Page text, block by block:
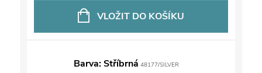
VLOŽIT DO KOŠÍKU
Barva: Stříbrná 48177/SILVER